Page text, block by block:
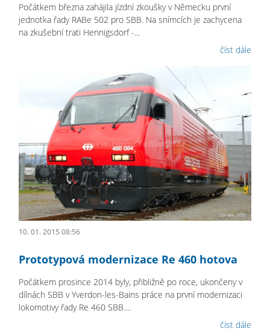
Počátkem března zahájila jízdní zkoušky v Německu první
jednotka řady RABe 502 pro SBB. Na snímcích je zachycena
na zkušební trati Hennigsdorf -...
číst dále
10. 01. 2015 08:56
Prototypová modernizace Re 460 hotova
Počátkem prosince 2014 byly, přibližně po roce, ukončeny v
dílnách SBB v Yverdon-les-Bains práce na první modernizaci
lokomotivy řady Re 460 SBB....
číst dále